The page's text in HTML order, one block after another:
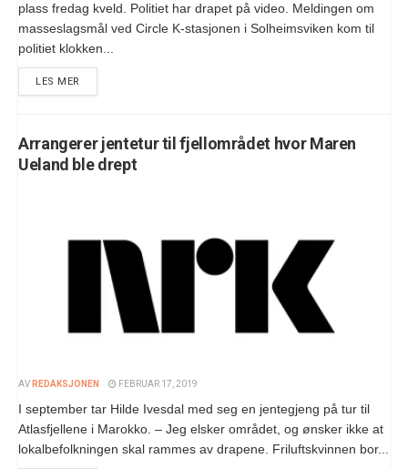
plass fredag kveld. Politiet har drapet på video. Meldingen om
masseslagsmål ved Circle K-stasjonen i Solheimsviken kom til
politiet klokken...
LES MER
Arrangerer jentetur til fjellområdet hvor Maren
Ueland ble drept
AV REDAKSJONEN FEBRUAR 17, 2019
I september tar Hilde Ivesdal med seg en jentegjeng på tur til
Atlasfjellene i Marokko. – Jeg elsker området, og ønsker ikke at
lokalbefolkningen skal rammes av drapene. Friluftskvinnen bor...